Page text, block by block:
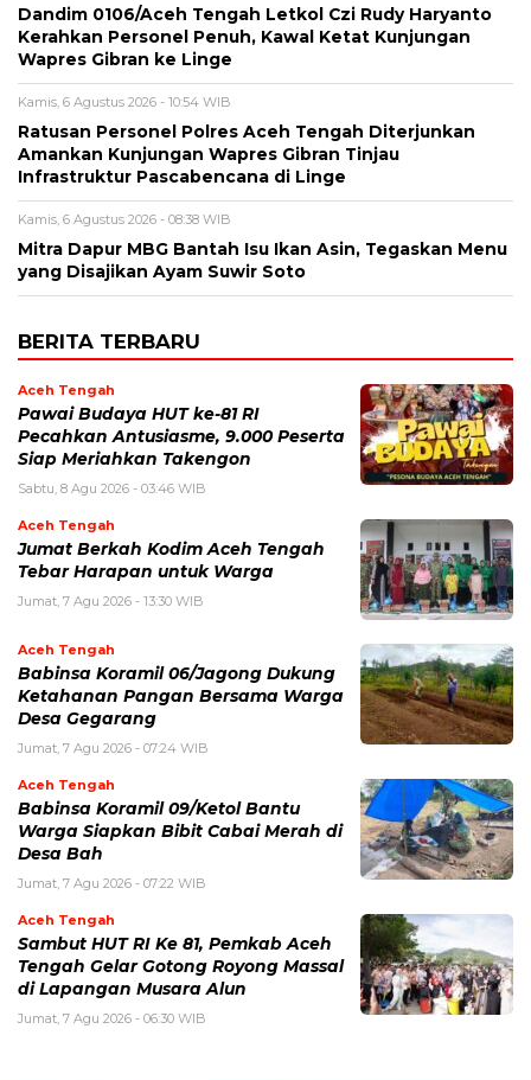
Dandim 0106/Aceh Tengah Letkol Czi Rudy Haryanto
Kerahkan Personel Penuh, Kawal Ketat Kunjungan
Wapres Gibran ke Linge
Kamis, 6 Agustus 2026 - 10:54 WIB
Ratusan Personel Polres Aceh Tengah Diterjunkan
Amankan Kunjungan Wapres Gibran Tinjau
Infrastruktur Pascabencana di Linge
Kamis, 6 Agustus 2026 - 08:38 WIB
‎Mitra Dapur MBG Bantah Isu Ikan Asin, Tegaskan Menu
yang Disajikan Ayam Suwir Soto
BERITA TERBARU
Aceh Tengah
Pawai Budaya HUT ke-81 RI
Pecahkan Antusiasme, 9.000 Peserta
Siap Meriahkan Takengon
Sabtu, 8 Agu 2026 - 03:46 WIB
Aceh Tengah
Jumat Berkah Kodim Aceh Tengah
Tebar Harapan untuk Warga
Jumat, 7 Agu 2026 - 13:30 WIB
Aceh Tengah
‎Babinsa Koramil 06/Jagong Dukung
Ketahanan Pangan Bersama Warga
Desa Gegarang
Jumat, 7 Agu 2026 - 07:24 WIB
Aceh Tengah
‎Babinsa Koramil 09/Ketol Bantu
Warga Siapkan Bibit Cabai Merah di
Desa Bah
Jumat, 7 Agu 2026 - 07:22 WIB
Aceh Tengah
Sambut HUT RI Ke 81, Pemkab Aceh
Tengah Gelar Gotong Royong Massal
di Lapangan Musara Alun
Jumat, 7 Agu 2026 - 06:30 WIB